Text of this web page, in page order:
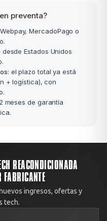
preventa?
MercadoPago o
Estados Unidos
: el plazo total ya está
+ logística), con
meses de garantía
REACONDICIONADA
FABRICANTE
ingresos, ofertas y
tech.